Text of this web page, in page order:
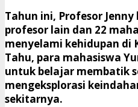
​Tahun ini, Profesor
profesor lain dan 22
menyelami kehidupan di
Tahu, para mahasiswa
untuk belajar membatik
mengeksplorasi
sekitarnya.